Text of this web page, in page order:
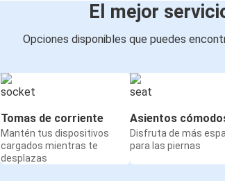
El mejor
Opciones disponibles que puedes
Tomas de corriente
Mantén tus dispositivos
cargados mientras te
desplazas
Asientos
Disfruta de más
para las piernas